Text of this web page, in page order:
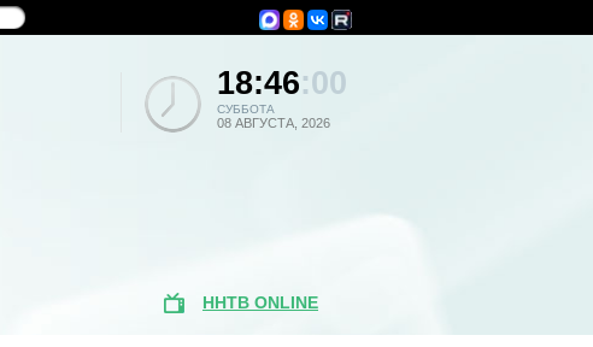
18:46:00
СУББОТА
08 АВГУСТА, 2026
ННТВ ONLINE